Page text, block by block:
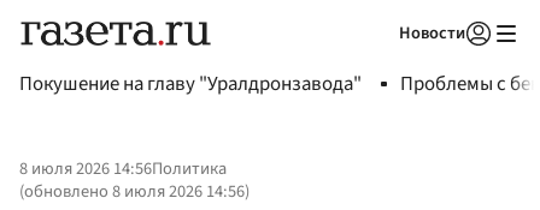
Новости
Покушение на главу "Уралдронзавода" Проблемы с
8 июля 2026 14:56Политика
(обновлено8 июля 2026 14:56)